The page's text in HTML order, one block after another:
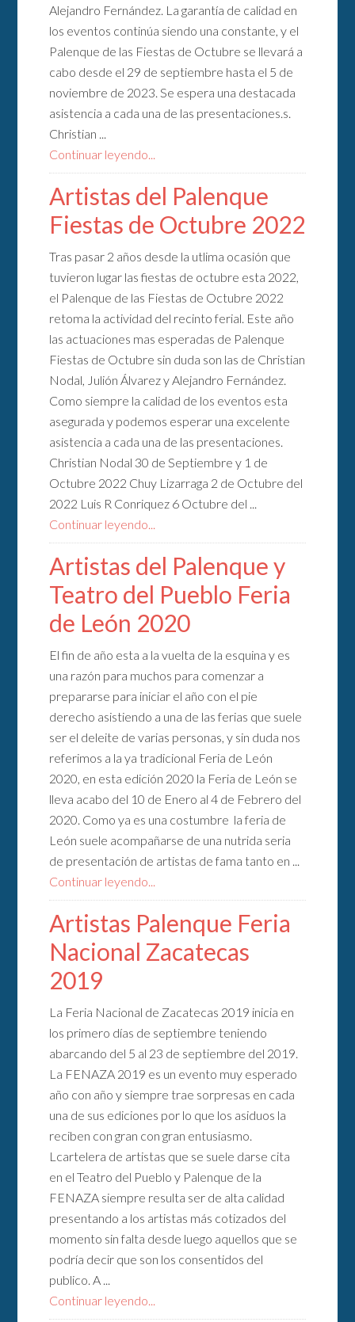
Alejandro Fernández. La garantía de calidad en
los eventos continúa siendo una constante, y el
Palenque de las Fiestas de Octubre se llevará a
cabo desde el 29 de septiembre hasta el 5 de
noviembre de 2023. Se espera una destacada
asistencia a cada una de las presentaciones.s.
Christian ...
Continuar leyendo...
Artistas del Palenque
Fiestas de Octubre 2022
Tras pasar 2 años desde la utlima ocasión que
tuvieron lugar las fiestas de octubre esta 2022,
el Palenque de las Fiestas de Octubre 2022
retoma la actividad del recinto ferial. Este año
las actuaciones mas esperadas de Palenque
Fiestas de Octubre sin duda son las de Christian
Nodal, Julión Álvarez y Alejandro Fernández.
Como siempre la calidad de los eventos esta
asegurada y podemos esperar una excelente
asistencia a cada una de las presentaciones.
Christian Nodal 30 de Septiembre y 1 de
Octubre 2022 Chuy Lizarraga 2 de Octubre del
2022 Luis R Conriquez 6 Octubre del ...
Continuar leyendo...
Artistas del Palenque y
Teatro del Pueblo Feria
de León 2020
El fin de año esta a la vuelta de la esquina y es
una razón para muchos para comenzar a
prepararse para iniciar el año con el pie
derecho asistiendo a una de las ferias que suele
ser el deleite de varias personas, y sin duda nos
referimos a la ya tradicional Feria de León
2020, en esta edición 2020 la Feria de León se
lleva acabo del 10 de Enero al 4 de Febrero del
2020. Como ya es una costumbre la feria de
León suele acompañarse de una nutrida seria
de presentación de artistas de fama tanto en ...
Continuar leyendo...
Artistas Palenque Feria
Nacional Zacatecas
2019
La Feria Nacional de Zacatecas 2019 inicia en
los primero días de septiembre teniendo
abarcando del 5 al 23 de septiembre del 2019.
La FENAZA 2019 es un evento muy esperado
año con año y siempre trae sorpresas en cada
una de sus ediciones por lo que los asiduos la
reciben con gran con gran entusiasmo.
Lcartelera de artistas que se suele darse cita
en el Teatro del Pueblo y Palenque de la
FENAZA siempre resulta ser de alta calidad
presentando a los artistas más cotizados del
momento sin falta desde luego aquellos que se
podría decir que son los consentidos del
publico. A ...
Continuar leyendo...